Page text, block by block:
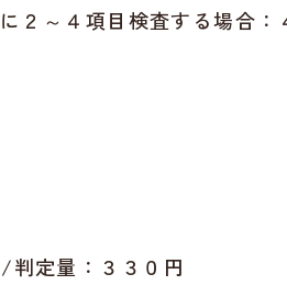
２～４項目検査する場合：
判定量：３３０円